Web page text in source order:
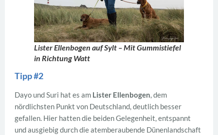
Lister Ellenbogen auf Sylt – Mit Gummistiefel
in Richtung Watt
Tipp #2
Dayo und Suri hat es am Lister Ellenbogen, dem
nördlichsten Punkt von Deutschland, deutlich besser
gefallen. Hier hatten die beiden Gelegenheit, entspannt
und ausgiebig durch die atemberaubende Dünenlandschaft